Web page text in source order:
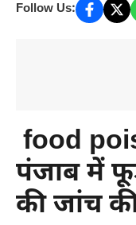
Follow Us:
food
पंजाब में
की जांच